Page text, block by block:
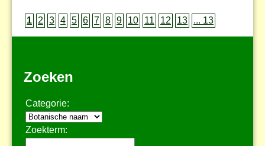
1 2 3 4 5 6 7 8 9 10 11 12 13 ... 13
Zoeken
Categorie:
Zoekterm: